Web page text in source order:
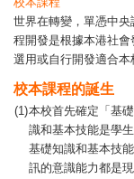
世界在轉變，單憑中
程開發是根據本港社會
選用或自行開發適合本
校本課程的誕生
(1)本校首先確定「基
識和基本技能是學
基礎知識和基本技
訊的意識能力都是